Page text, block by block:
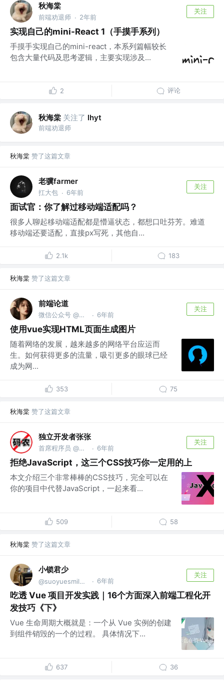
秋海棠
前端劝退师 · 2年前
关注
实现自己的mini-React 1（手摸手系列）
手摸手实现自己的mini-react，本系列篇幅较长
包含大量代码及思考逻辑，主要实现涉及...
2 评论
秋海棠 关注了 lhyt
前端劝退师
秋海棠 赞了这篇文章
老骥farmer
扛大包 · 6年前
关注
面试官：你了解过移动端适配吗？
很多人聊起移动端适配都是懵逼状态，都想口吐芬芳。难道
移动端还要适配，直接px写死，其他自...
2.1k 183
秋海棠 赞了这篇文章
前端论道
微信公众号 @前端论道 · 6年前
关注
使用vue实现HTML页面生成图片
随着网络的发展，越来越多的网络平台应运而
生。如何获得更多的流量，吸引更多的眼球已经
成为网...
353 75
秋海棠 赞了这篇文章
独立开发者张张
首席程序员 @上海码码科技中心 · 6年前
关注
拒绝JavaScript，这三个CSS技巧你一定用的上
本文介绍三个非常棒棒的CSS技巧，完全可以在
你的项目中代替JavaScript，一起来看...
509 58
秋海棠 赞了这篇文章
小锁君少
@suoyuesmile@gmail.com · 6年前
关注
吃透 Vue 项目开发实践｜16个方面深入前端工程化开
发技巧《下》
Vue 生命周期大概就是：一个从 Vue 实例的创建
到组件销毁的一个的过程。 具体情况下...
637 36